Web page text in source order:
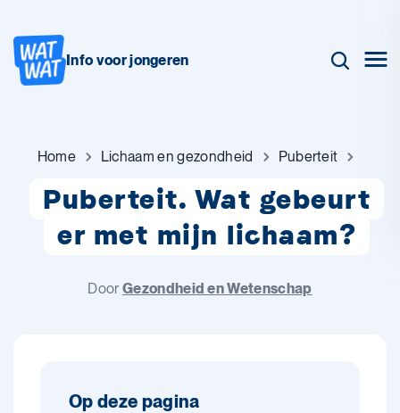
Info voor jongeren
Home Lichaam en gezondheid Puberteit
Puberteit. Wat gebeurt
er met mijn lichaam?
DoorGezondheid en Wetenschap
Op deze pagina